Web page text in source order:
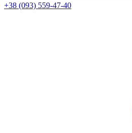
+38 (093) 559-47-40